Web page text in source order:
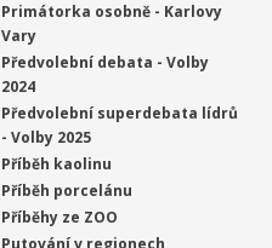
Primátorka osobně - Karlovy
Vary
Předvolební debata - Volby
2024
Předvolební superdebata lídrů
- Volby 2025
Příběh kaolinu
Příběh porcelánu
Příběhy ze ZOO